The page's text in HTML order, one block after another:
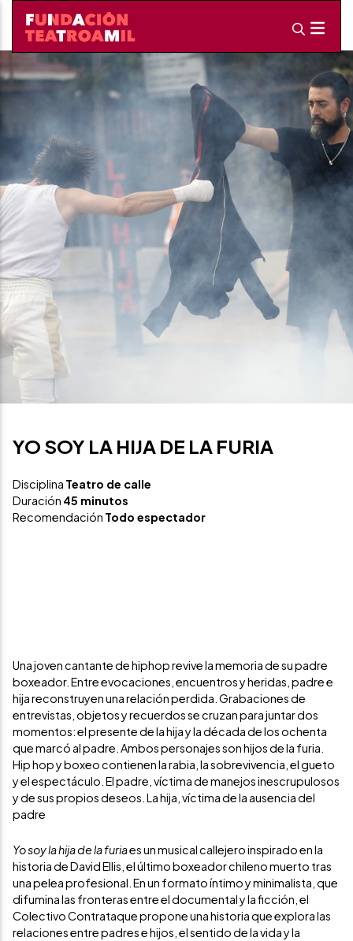
YO SOY LA HIJA DE LA FURIA
Disciplina Teatro de calle
Duración 45 minutos
Recomendación Todo espectador
Una joven cantante de hiphop revive la memoria de su padre
boxeador. Entre evocaciones, encuentros y heridas, padre e
hija reconstruyen una relación perdida. Grabaciones de
entrevistas, objetos y recuerdos se cruzan para juntar dos
momentos: el presente de la hija y la década de los ochenta
que marcó al padre. Ambos personajes son hijos de la furia.
Hip hop y boxeo contienen la rabia, la sobrevivencia, el gueto
y el espectáculo. El padre, víctima de manejos inescrupulosos
y de sus propios deseos. La hija, víctima de la ausencia del
padre
Yo soy la hija de la furiaes un musical callejero inspirado en la
historia de David Ellis, el último boxeador chileno muerto tras
una pelea profesional. En un formato íntimo y minimalista, que
difumina las fronteras entre el documental y la ficción, el
Colectivo Contrataque propone una historia que explora las
relaciones entre padres e hijos, el sentido de la vida y la